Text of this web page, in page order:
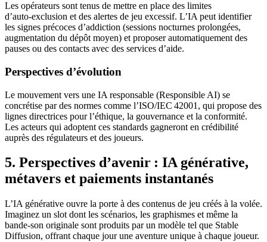
Les opérateurs sont tenus de mettre en place des limites
d’auto‑exclusion et des alertes de jeu excessif. L’IA peut identifier
les signes précoces d’addiction (sessions nocturnes prolongées,
augmentation du dépôt moyen) et proposer automatiquement des
pauses ou des contacts avec des services d’aide.
Perspectives d’évolution
Le mouvement vers une IA responsable (Responsible AI) se
concrétise par des normes comme l’ISO/IEC 42001, qui propose des
lignes directrices pour l’éthique, la gouvernance et la conformité.
Les acteurs qui adoptent ces standards gagneront en crédibilité
auprès des régulateurs et des joueurs.
5. Perspectives d’avenir : IA générative,
métavers et paiements instantanés
L’IA générative ouvre la porte à des contenus de jeu créés à la volée.
Imaginez un slot dont les scénarios, les graphismes et même la
bande‑son originale sont produits par un modèle tel que Stable
Diffusion, offrant chaque jour une aventure unique à chaque joueur.